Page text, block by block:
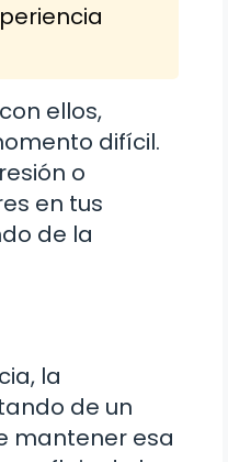
ellos,
difícil.
o
en tus
de la
la
de un
mantener esa